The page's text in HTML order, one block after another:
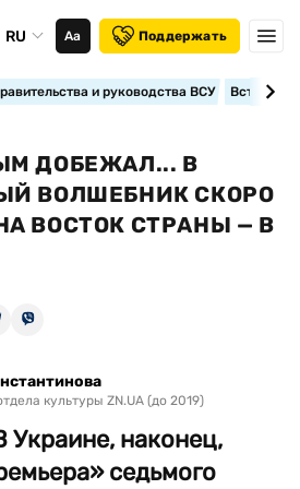
RU Аа Поддержать
и руководства ВСУ
ДОБЕЖАЛ... В
ВОЛШЕБНИК СКОРО
ВОСТОК СТРАНЫ — В
культуры ZN.UA (до 2019)
наконец,
седьмого